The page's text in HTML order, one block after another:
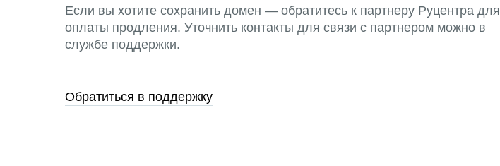
Если вы хотите сохранить домен — обратитесь к партнеру Руцентра для
оплаты продления. Уточнить контакты для связи с партнером можно в
службе поддержки.
Обратиться в поддержку